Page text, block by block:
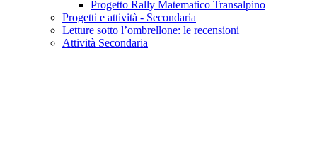
Progetto Rally Matematico Transalpino
Progetti e attività - Secondaria
Letture sotto l’ombrellone: le recensioni
Attività Secondaria